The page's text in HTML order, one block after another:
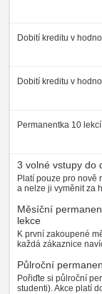
Dobití kreditu v
Dobití kreditu v
Permanentka 10
3 volné vstupy do
Platí pouze pro nově
a nelze ji vyměnit za
Měsíční
lekce
K první zakoupené
každá zákaznice
Půlroční
Pořiďte si půlroční
studenti). Akce platí